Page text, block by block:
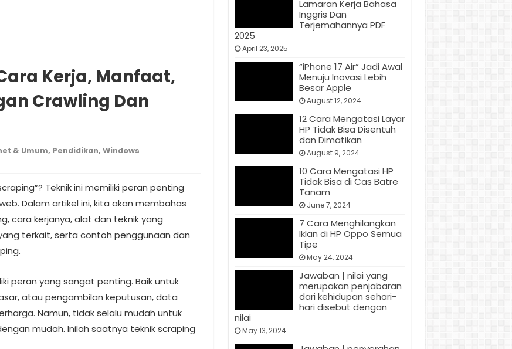
Kerja, Manfaat,
Crawling Dan
& Umum, Pendidikan, Windows
Teknik ini memiliki peran penting
Dalam artikel ini, kita akan membahas
cara kerjanya, alat dan teknik yang
terkait, serta contoh penggunaan dan
peran yang sangat penting. Baik untuk
atau pengambilan keputusan, data
Namun, tidak selalu mudah untuk
mudah. Inilah saatnya teknik scraping
Lamaran Kerja Bahasa
Inggris Dan
Terjemahannya PDF
2025
April 23, 2025
“iPhone 17 Air” Jadi Awal
Menuju Inovasi Lebih
Besar Apple
August 12, 2024
12 Cara Mengatasi Layar
HP Tidak Bisa Disentuh
dan Dimatikan
August 9, 2024
10 Cara Mengatasi HP
Tidak Bisa di Cas Batre
Tanam
June 7, 2024
7 Cara Menghilangkan
Iklan di HP Oppo Semua
Tipe
May 24, 2024
Jawaban | nilai yang
merupakan penjabaran
dari kehidupan sehari-
hari disebut dengan
nilai
May 13, 2024